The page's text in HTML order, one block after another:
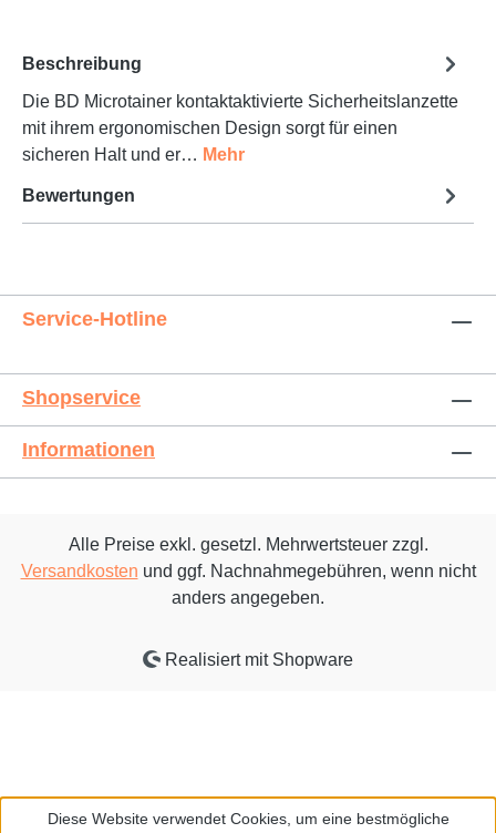
Beschreibung
Die BD Microtainer kontaktaktivierte Sicherheitslanzette
mit ihrem ergonomischen Design sorgt für einen
sicheren Halt und er… Mehr
Bewertungen
Service-Hotline
Shopservice
Informationen
Alle Preise exkl. gesetzl. Mehrwertsteuer zzgl.
Versandkosten und ggf. Nachnahmegebühren, wenn nicht
anders angegeben.
Realisiert mit Shopware
Diese Website verwendet Cookies, um eine bestmögliche